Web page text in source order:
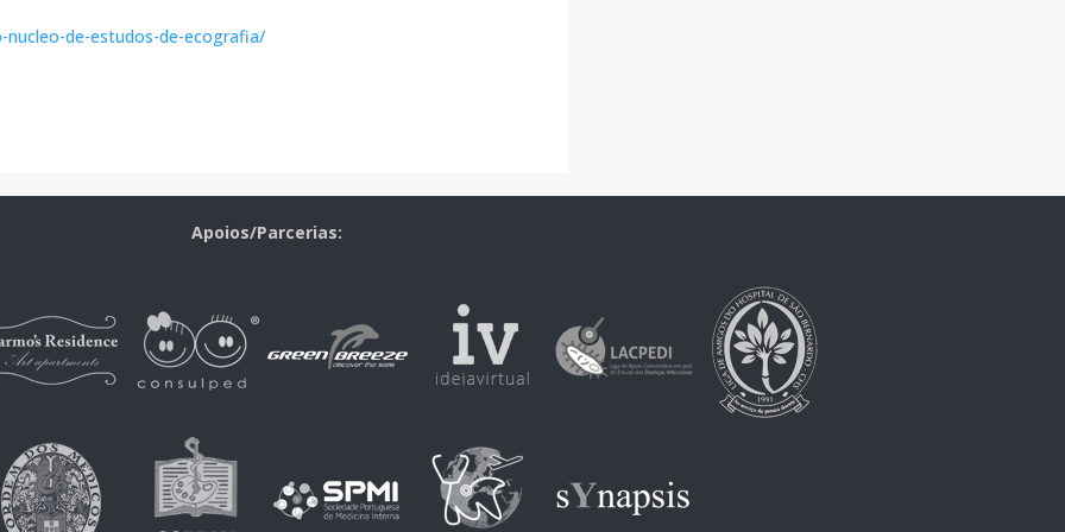
de-estudos-de-ecografia/
Apoios/Parcerias: